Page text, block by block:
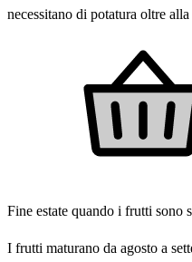
necessitano di potatura oltre
Fine estate quando i frutti sono
I frutti maturano da agosto a